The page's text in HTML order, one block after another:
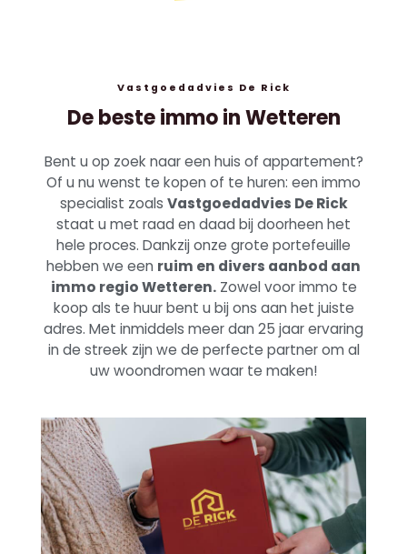
Vastgoedadvies De Rick
De beste immo in Wetteren
Bent u op zoek naar een huis of appartement?
Of u nu wenst te kopen of te huren: een immo
specialist zoals Vastgoedadvies De Rick
staat u met raad en daad bij doorheen het
hele proces. Dankzij onze grote portefeuille
hebben we een ruim en divers aanbod aan
immo regio Wetteren.Zowel voor immo te
koop als te huur bent u bij ons aan het juiste
adres. Met inmiddels meer dan 25 jaar ervaring
in de streek zijn we de perfecte partner om al
uw woondromen waar te maken!